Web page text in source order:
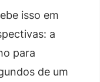
isso em
a
para
de um